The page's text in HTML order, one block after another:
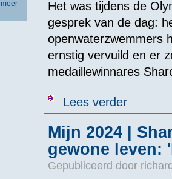
meer
Het was tijdens de
gesprek van de dag:
openwaterzwemmers
ernstig vervuild en er
medaillewinnares
Lees verderover 'Ik
Mijn 2024 |
gewone leven:
Gepubliceerd door